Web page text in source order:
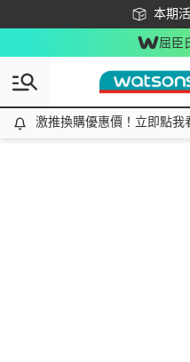
本期
下載
屈臣
激推換購優惠價！立即點我看
激推換購優惠價！立即點我